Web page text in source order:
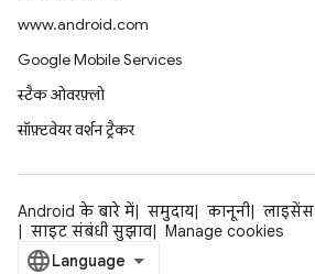
www.android.com
Google Mobile Services
स्टैक ओवरफ़्लो
सॉफ़्टवेयर वर्शन ट्रैकर
Android के बारे में समुदाय कानूनी लाइसेंस
साइट संबंधी सुझाव
Manage cookies